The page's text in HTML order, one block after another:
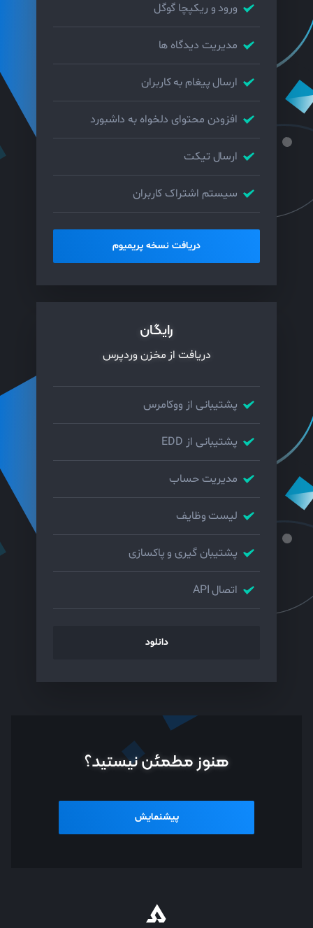
ورود و ریکپچا گوگل
مدیریت دیدگاه ها
ارسال پیغام به کاربران
افزودن محتوای دلخواه به داشبورد
ارسال تیکت
سیستم اشتراک کاربران
دریافت نسخه پریمیوم
رایگان
دریافت از مخزن وردپرس
پشتیبانی از ووکامرس
پشتیبانی از EDD
مدیریت حساب
لیست وظایف
پشتیبان گیری و پاکسازی
اتصال API
دانلود
هنوز مطمئن نیستید؟
پیشنمایش